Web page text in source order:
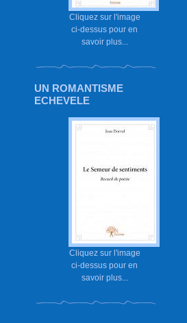
Cliquez sur l'image
ci-dessus pour en
savoir plus...
UN ROMANTISME
ECHEVELE
Cliquez sur l'image
ci-dessus pour en
savoir plus...